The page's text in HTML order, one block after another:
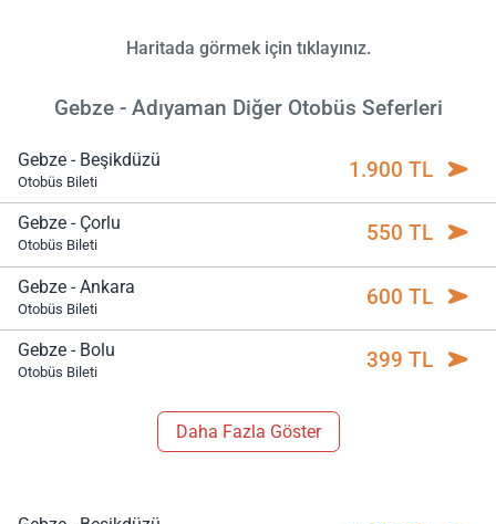
Haritada görmek için tıklayınız.
Gebze - Adıyaman Diğer Otobüs Seferleri
Gebze - Beşikdüzü
Otobüs Bileti 1.900 TL
Gebze - Çorlu
Otobüs Bileti 550 TL
Gebze - Ankara
Otobüs Bileti 600 TL
Gebze - Bolu
Otobüs Bileti 399 TL
Daha Fazla Göster